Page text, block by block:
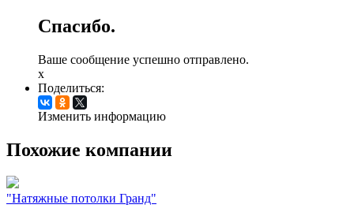
Спасибо.
Ваше сообщение успешно отправлено.
x
Поделиться:
Изменить информацию
Похожие компании
"Натяжные потолки Гранд"